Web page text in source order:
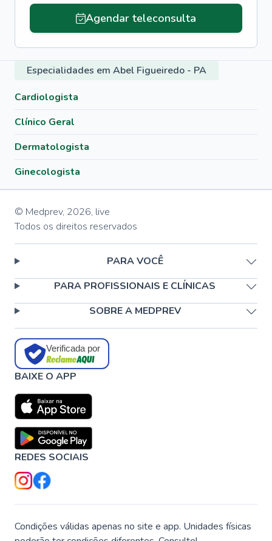
Agendar teleconsulta
Especialidades em Abel Figueiredo - PA
Cardiologista
Clínico Geral
Dermatologista
Ginecologista
© Medprev, 2026, live
Todos os direitos reservados
PARA VOCÊ
PARA PROFISSIONAIS E CLÍNICAS
SOBRE A MEDPREV
Verificada por
BAIXE O APP
REDES SOCIAIS
Condições válidas apenas no site e app. Unidades físicas